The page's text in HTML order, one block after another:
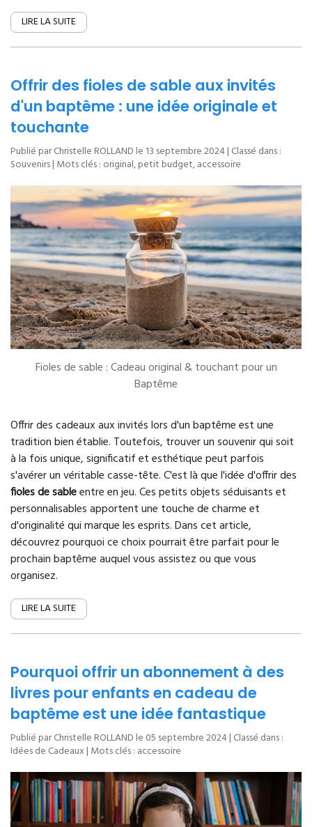
LIRE LA SUITE
Offrir des fioles de sable aux invités
d'un baptême : une idée originale et
touchante
Publié par Christelle ROLLAND le 13 septembre 2024| Classé dans :
Souvenirs| Mots clés : original,petit budget,accessoire
Fioles de sable : Cadeau original & touchant pour un
Baptême
Offrir des cadeaux aux invités lors d'un baptême est une
tradition bien établie. Toutefois, trouver un souvenir qui soit
à la fois unique, significatif et esthétique peut parfois
s'avérer un véritable casse-tête. C'est là que l'idée d'offrir des
fioles de sableentre en jeu. Ces petits objets séduisants et
personnalisables apportent une touche de charme et
d'originalité qui marque les esprits. Dans cet article,
découvrez pourquoi ce choix pourrait être parfait pour le
prochain baptême auquel vous assistez ou que vous
organisez.
LIRE LA SUITE
Pourquoi offrir un abonnement à des
livres pour enfants en cadeau de
baptême est une idée fantastique
Publié par Christelle ROLLAND le 05 septembre 2024| Classé dans :
Idées de Cadeaux | Mots clés : accessoire